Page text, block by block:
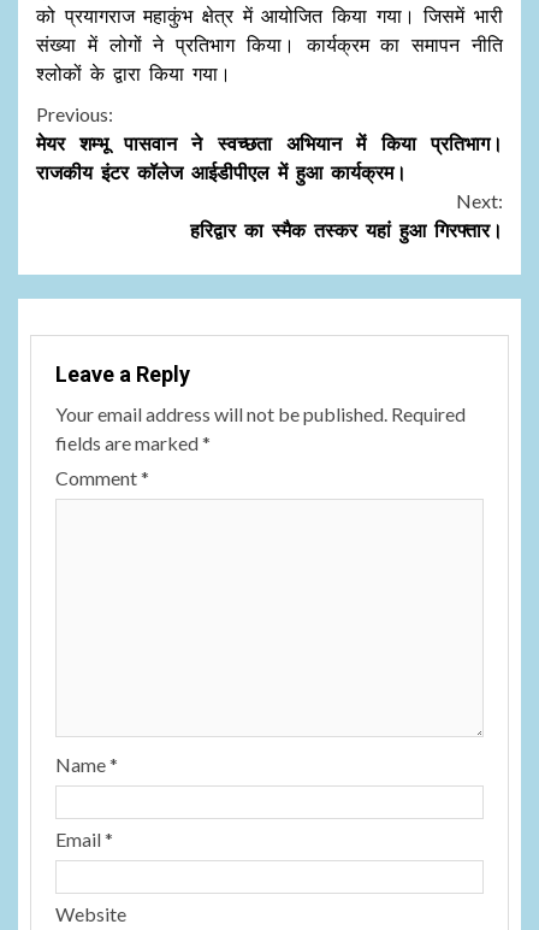
को प्रयागराज महाकुंभ क्षेत्र में आयोजित किया गया। जिसमें भारी
संख्या में लोगों ने प्रतिभाग किया। कार्यक्रम का समापन नीति
श्लोकों के द्वारा किया गया।
Continue
Reading
Previous:
मेयर शम्भू पासवान ने स्वच्छता अभियान में किया प्रतिभाग।
राजकीय इंटर कॉलेज आईडीपीएल में हुआ कार्यक्रम।
Next:
हरिद्वार का स्मैक तस्कर यहां हुआ गिरफ्तार।
Leave a Reply
Your email address will not be published. Required
fields are marked*
Comment*
Name*
Email*
Website